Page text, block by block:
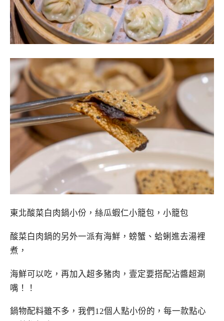
東北酸菜白肉鍋小份，絲瓜蝦仁小籠包，小籠包
酸菜白肉鍋的另外一派有海鮮，螃蟹、蛤蜊進去湯裡
煮，
海鮮可以吃，再加入超多豬肉，壹定要搭配沾醬超涮
嘴！！
鍋物配料雖不多，我們12個人點小份的，每一款點心